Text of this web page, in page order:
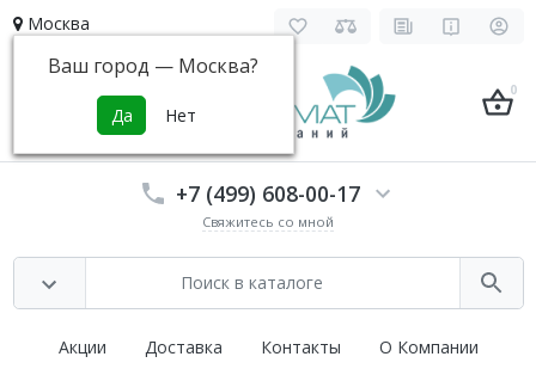
Москва
Ваш город — Москва?
0
+7 (499) 608-00-17
Свяжитесь со мной
Акции Доставка Контакты О Компании